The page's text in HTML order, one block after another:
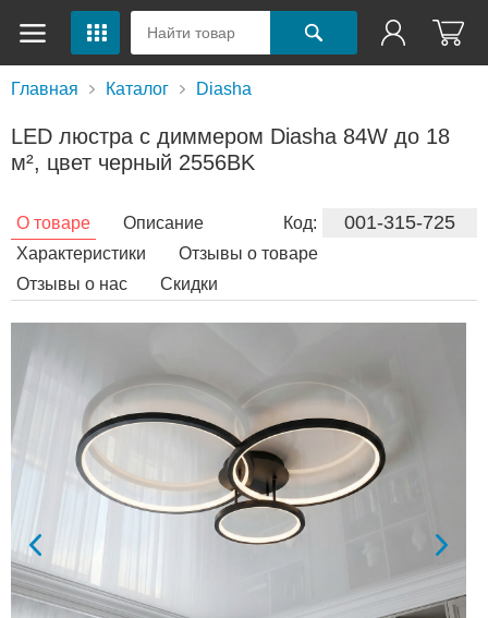
Главная Каталог Diasha
LED люстра с диммером Diasha 84W до 18
м², цвет черный 2556BK
Код: 001-315-725
О товаре
Описание
Характеристики
Отзывы о товаре
Отзывы о нас
Скидки